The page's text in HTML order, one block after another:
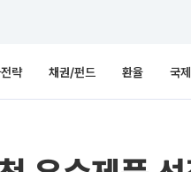
략 채권/펀드 환율 국